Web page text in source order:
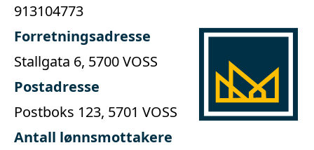
913104773
Forretningsadresse
Stallgata 6, 5700 VOSS
Postadresse
Postboks 123, 5701 VOSS
Antall lønnsmottakere